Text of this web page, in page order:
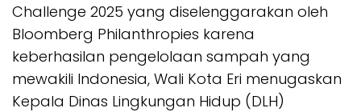
Challenge 2025 yang diselenggarakan oleh
Bloomberg Philanthropies karena
keberhasilan pengelolaan sampah yang
mewakili Indonesia, Wali Kota Eri menugaskan
Kepala Dinas Lingkungan Hidup (DLH)